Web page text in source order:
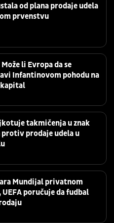
od plana prodaje udela
prvenstvu
li Evropa da se
Infantinovom pohodu na
takmičenja u znak
prodaje udela u
Mundijal privatnom
poručuje da fudbal